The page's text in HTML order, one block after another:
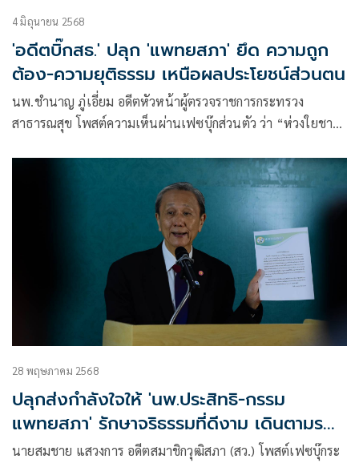
4 มิถุนายน 2568
'อดีตบิ๊กสธ.' ปลุก 'แพทยสภา' ยึด ความถูก
ต้อง-ความยุติธรรม เหนือผลประโยชน์ส่วนตน
นพ.ชำนาญ ภู่เอี่ยม อดีตหัวหน้าผู้ตรวจราชการกระทรวง
สาธารณสุข โพสต์ความเห็นผ่านเฟซบุ๊กส่วนตัว ว่า “ห่วงใยชาติ
28 พฤษภาคม 2568
ปลุกส่งกำลังใจให้ 'นพ.ประสิทธิ-กรรม
แพทยสภา' รักษาจริธรรมที่ดีงาม เดินตามรอย
'พระบิดา'
นายสมชาย แสวงการ อดีตสมาชิกวุฒิสภา (สว.) โพสต์เฟซบุ๊กระ